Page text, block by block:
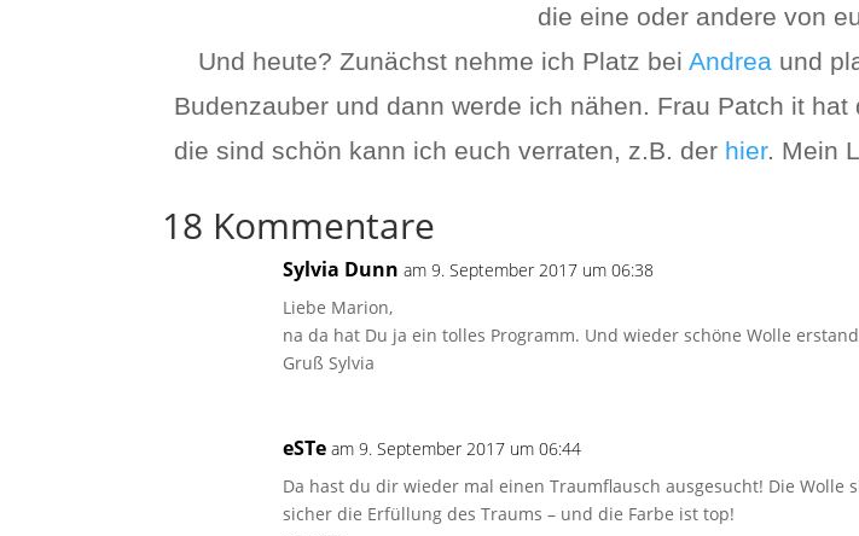
die eine oder andere von
Und heute? Zunächst nehme ich Platz bei Andrea und
Budenzauber und dann werde ich nähen. Frau Patch it
die sind schön kann ich euch verraten, z.B. der hier. Mein
18 Kommentare
Sylvia Dunn am 9. September 2017 um 06:38
Liebe Marion,
na da hat Du ja ein tolles Programm. Und wieder schöne Wolle
Gruß Sylvia
eSTe am 9. September 2017 um 06:44
Da hast du dir wieder mal einen Traumflausch ausgesucht! Die Wolle
sicher die Erfüllung des Traums – und die Farbe ist top!